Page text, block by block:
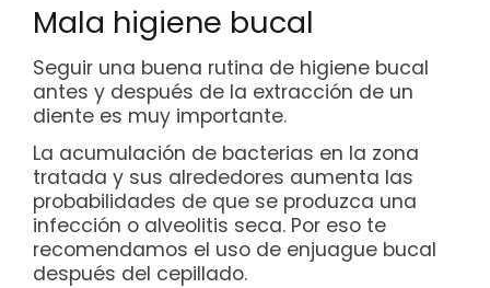
Mala higiene bucal
Seguir una buena rutina de higiene bucal
antes y después de la extracción de un
diente es muy importante.
La acumulación de bacterias en la zona
tratada y sus alrededores aumenta las
probabilidades de que se produzca una
infección o alveolitis seca. Por eso te
recomendamos el uso de enjuague bucal
después del cepillado.